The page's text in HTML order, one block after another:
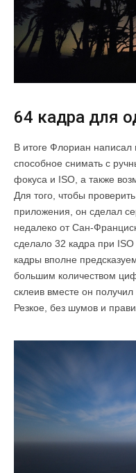
64 кадра для
В итоге Флориан
способное снимать с
фокуса и ISO, а также
Для того, чтобы
приложения, он сделал
недалеко от Сан-
сделало 32 кадра при
кадры вполне
большим количеством
склеив вместе он
Резкое, без шумов и